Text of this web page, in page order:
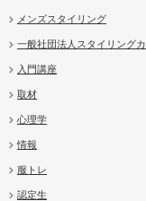
メンズスタイリング
一般社団法人スタイリング
入門講座
取材
心理学
情報
服トレ
認定生